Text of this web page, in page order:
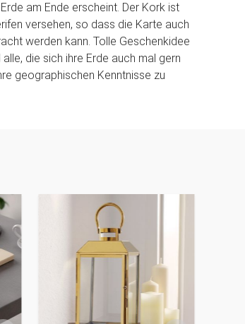
am Ende erscheint. Der Kork ist
versehen, so dass die Karte auch
werden kann. Tolle Geschenkidee
die sich ihre Erde auch mal gern
geographischen Kenntnisse zu